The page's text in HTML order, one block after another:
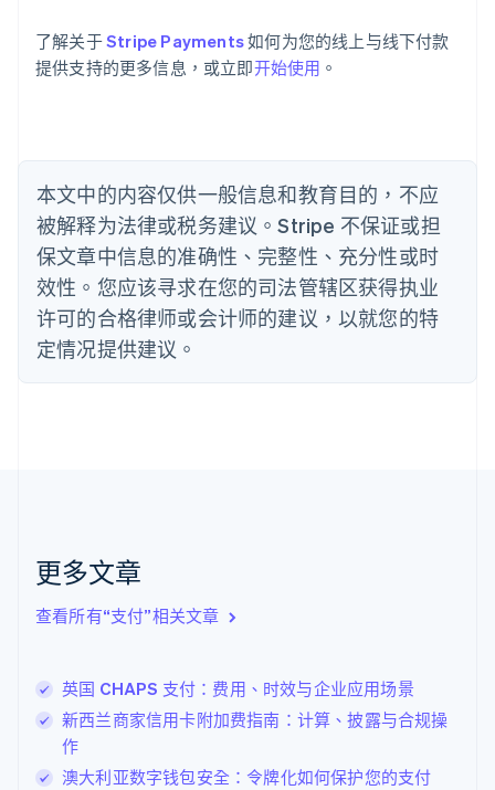
了解关于Stripe Payments如何为您的线上与线下付款
提供支持的更多信息，或立即开始使用 。
本文中的内容仅供一般信息和教育目的，不应
被解释为法律或税务建议。Stripe 不保证或担
保文章中信息的准确性、完整性、充分性或时
效性。您应该寻求在您的司法管辖区获得执业
许可的合格律师或会计师的建议，以就您的特
定情况提供建议。
更多文章
查看所有“支付”相关文章
英国 CHAPS 支付：费用、时效与企业应用场景
新西兰商家信用卡附加费指南：计算、披露与合规操
作
澳大利亚数字钱包安全：令牌化如何保护您的支付
巴西
PortuguêsEnglish
English
丹麦
English
德国
DeutschEnglish
法国
FrançaisEnglish
芬兰
EnglishSvenska
English Italiano
拉脱维亚
立陶宛
Deutsch English
卢森堡
Français DeutschEnglish
罗马尼亚
English